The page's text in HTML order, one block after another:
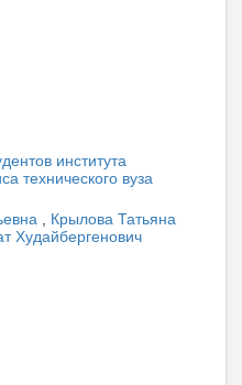
института
технического вуза
, Крылова Татьяна
Худайбергенович